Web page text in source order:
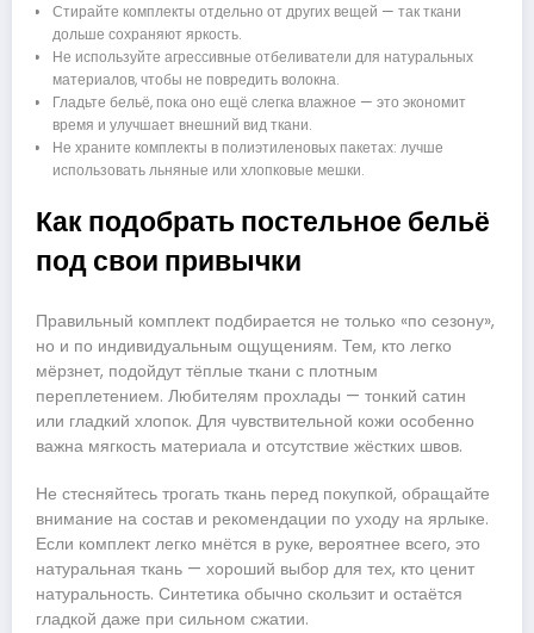
Стирайте комплекты отдельно от других вещей — так ткани
дольше сохраняют яркость.
Не используйте агрессивные отбеливатели для натуральных
материалов, чтобы не повредить волокна.
Гладьте бельё, пока оно ещё слегка влажное — это экономит
время и улучшает внешний вид ткани.
Не храните комплекты в полиэтиленовых пакетах: лучше
использовать льняные или хлопковые мешки.
Как подобрать постельное бельё
под свои привычки
Правильный комплект подбирается не только «по сезону»,
но и по индивидуальным ощущениям. Тем, кто легко
мёрзнет, подойдут тёплые ткани с плотным
переплетением. Любителям прохлады — тонкий сатин
или гладкий хлопок. Для чувствительной кожи особенно
важна мягкость материала и отсутствие жёстких швов.
Не стесняйтесь трогать ткань перед покупкой, обращайте
внимание на состав и рекомендации по уходу на ярлыке.
Если комплект легко мнётся в руке, вероятнее всего, это
натуральная ткань — хороший выбор для тех, кто ценит
натуральность. Синтетика обычно скользит и остаётся
гладкой даже при сильном сжатии.